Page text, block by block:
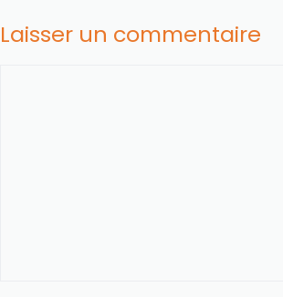
Laisser un commentaire